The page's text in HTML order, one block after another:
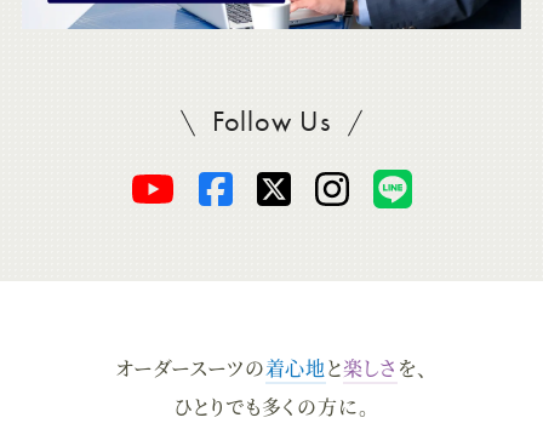
Follow UsSADAをフォロー
オ
ー
オ
ー
オ
ー
オ
ー
オーダースーツの着心地と楽しさ を、
ひとりでも多くの方に。